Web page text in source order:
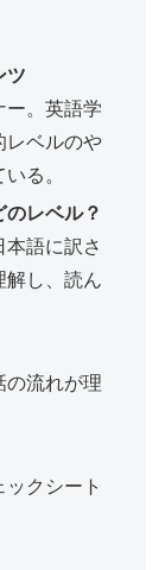
ツ
ー。英語学
レベルのや
る。
レベル？
語に訳さ
し、読ん
の流れが理
クシート